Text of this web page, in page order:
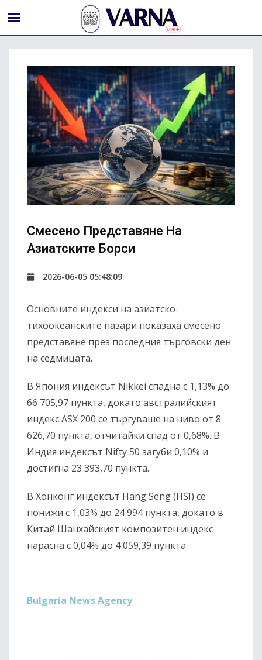
Смесено Представяне На
Азиатските Борси
2026-06-05 05:48:09
Основните индекси на азиатско-
тихоокеанските пазари показаха смесено
представяне през последния търговски ден
на седмицата.
В Япония индексът Nikkei спадна с 1,13% до
66 705,97 пункта, докато австралийският
индекс ASX 200 се търгуваше на ниво от 8
626,70 пункта, отчитайки спад от 0,68%. В
Индия индексът Nifty 50 загуби 0,10% и
достигна 23 393,70 пункта.
В Хонконг индексът Hang Seng (HSI) се
понижи с 1,03% до 24 994 пункта, докато в
Китай Шанхайският композитен индекс
нарасна с 0,04% до 4 059,39 пункта.
Bulgaria News Agency